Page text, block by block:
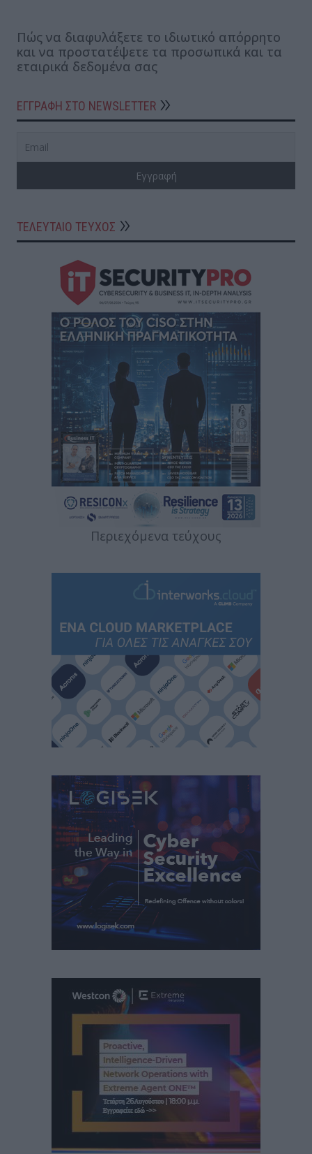
Πώς να διαφυλάξετε το ιδιωτικό απόρρητο
και να προστατέψετε τα προσωπικά και τα
εταιρικά δεδομένα σας
ΕΓΓΡΑΦΗ ΣΤΟ NEWSLETTER
ΤΕΛΕΥΤΑΙΟ ΤΕΥΧΟΣ
Περιεχόμενα τεύχους